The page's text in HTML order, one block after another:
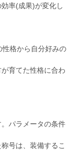
率(成果)が変化し
格から自分好みの
育てた性格に合わ
パラメータの条件
号は、装備するこ